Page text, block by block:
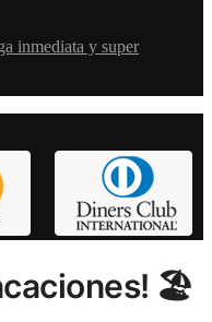
inmediata y super
🏖️